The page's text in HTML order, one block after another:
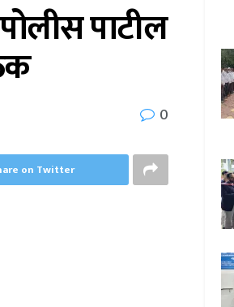
पाटील
0
on Twitter